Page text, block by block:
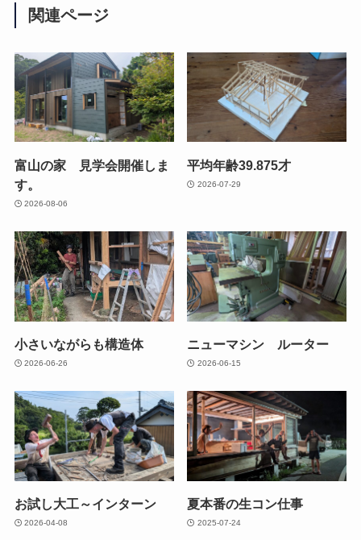
関連ページ
富山の家 見学会開催しま
す。
2026-08-06
平均年齢39.875才
2026-07-29
小さいながらも構造体
2026-06-26
ニューマシン ルーター
2026-06-15
お試し大工～インターン
2026-04-08
夏本番の生コン仕事
2025-07-24